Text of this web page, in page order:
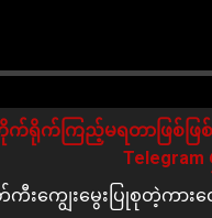
ရိုက်ကြည့်မရတာဖြစ်ဖြစ် ဒ
Telegram
ကျွေးမွေးပြုစုတဲ့ကားလ